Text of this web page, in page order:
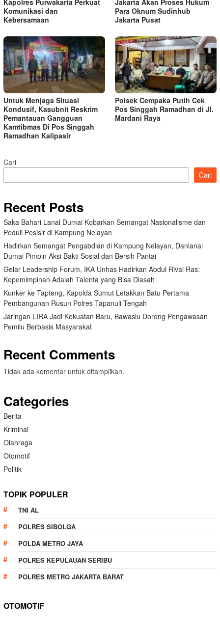
Kapolres Purwakarta Perkuat
Komunikasi dan
Kebersamaan
Jakarta Akan Proses Hukum
Para Oknum Sudinhub
Jakarta Pusat
Untuk Menjaga Situasi
Kondusif, Kasubnit Reskrim
Pemantauan Gangguan
Kamtibmas Di Pos Singgah
Ramadhan Kalipasir
Polsek Cempaka Putih Cek
Pos Singgah Ramadhan di Jl.
Mardani Raya
Cari
Cari
Recent Posts
Saka Bahari Lanal Dumai Kobarkan Semangat Nasionalisme dan
Peduli Pesisir di Kampung Nelayan
Hadirkan Semangat Pengabdian di Kampung Nelayan, Danlanal
Dumai Pimpin Aksi Bakti Sosial dan Bersih Pantai
Gelar Leadership Forum, IKA Unhas Hadirkan Abdul Rivai Ras:
Kepemimpinan Adalah Talenta yang Bisa Diasah
Kunker ke Tapteng, Kapolda Sumut Letakkan Batu Pertama
Pembangunan Rusun Polres Tapanuli Tengah
Jaringan LIRA Jadi Kekuatan Baru, Bawaslu Dorong Pengawasan
Pemilu Berbasis Masyarakat
Recent Comments
Tidak ada komentar untuk ditampilkan.
Categories
Berita
Kriminal
Olahraga
Otomotif
Politik
TOPIK POPULER
TNI AL
POLRES SIBOLGA
POLDA METRO JAYA
POLRES KEPULAUAN SERIBU
POLRES METRO JAKARTA BARAT
OTOMOTIF